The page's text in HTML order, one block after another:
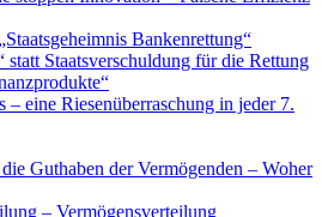
Bankenrettung“
statt Staatsverschuldung für die Rettung
– eine Riesenüberraschung in jeder 7.
Guthaben der Vermögenden – Woher
– Vermögensverteilung